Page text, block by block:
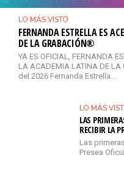
LO MÁS VISTO
FERNANDA ESTRELLA ES
DE LA GRABACIÓN®
YA ES OFICIAL, FERNANDA
LA ACADEMIA LATINA DE
del 2026 Fernanda Estrella...
LO MÁS
LAS
RECIBIR LA
Las
Presea